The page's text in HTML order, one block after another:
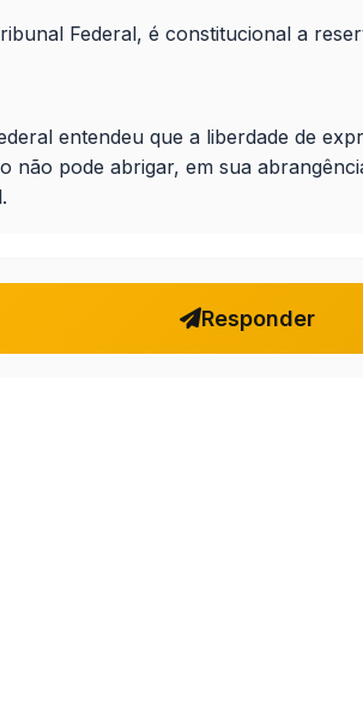
Federal, é constitucional a
entendeu que a liberdade de
não pode abrigar, em sua
Responder